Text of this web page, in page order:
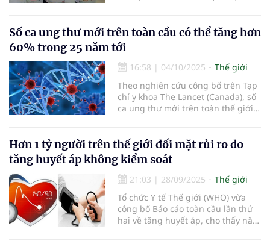
Số ca ung thư mới trên toàn cầu có thể tăng hơn
60% trong 25 năm tới
16:58 | 04/10/2025
Thế giới
Theo nghiên cứu công bố trên Tạp
chí y khoa The Lancet (Canada), số
ca ung thư mới trên toàn thế giới
Hơn 1 tỷ người trên thế giới đối mặt rủi ro do
tăng huyết áp không kiểm soát
21:03 | 28/09/2025
Thế giới
Tổ chức Y tế Thế giới (WHO) vừa
công bố Báo cáo toàn cầu lần thứ
hai về tăng huyết áp, cho thấy năm